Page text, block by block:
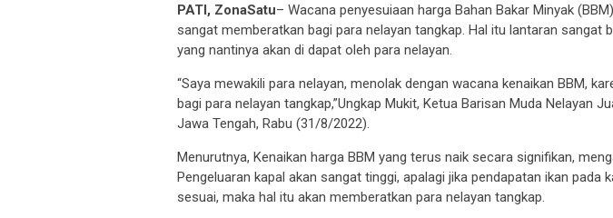
PATI, ZonaSatu– Wacana penyesuiaan harga Bahan Bakar Minyak
sangat memberatkan bagi para nelayan tangkap. Hal itu lantaran sangat
yang nantinya akan di dapat oleh para nelayan.
“Saya mewakili para nelayan, menolak dengan wacana kenaikan BBM,
bagi para nelayan tangkap,”Ungkap Mukit, Ketua Barisan Muda Nelayan
Jawa Tengah, Rabu (31/8/2022).
Menurutnya, Kenaikan harga BBM yang terus naik secara signifikan,
Pengeluaran kapal akan sangat tinggi, apalagi jika pendapatan ikan pada
sesuai, maka hal itu akan memberatkan para nelayan tangkap.